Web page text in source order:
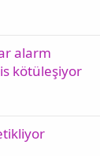
alarm
kötüleşiyor